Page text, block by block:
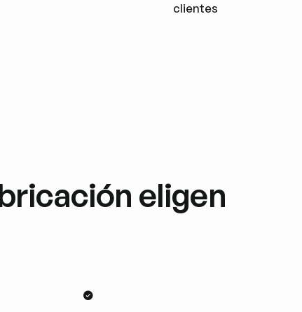
clientes
eligen